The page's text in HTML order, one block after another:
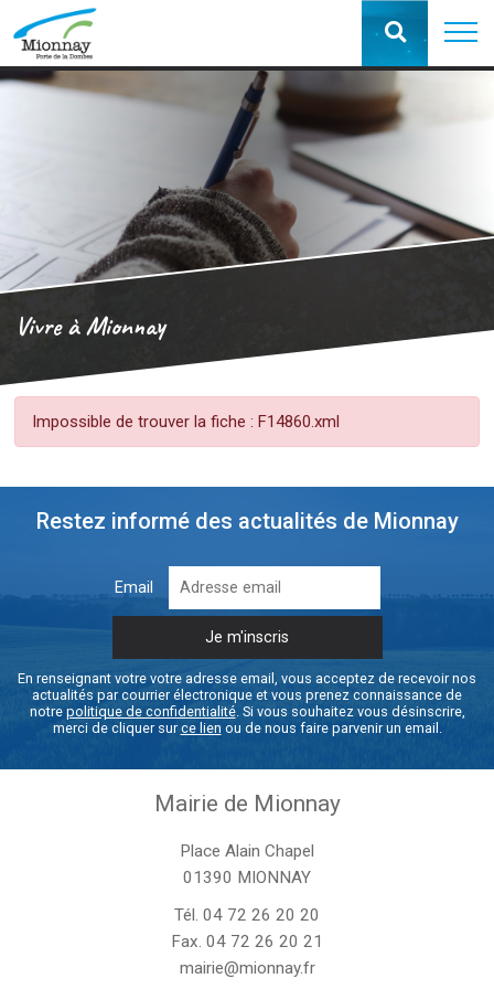
Vivre à Mionnay
Impossible de trouver la fiche : F14860.xml
Restez informé des actualités de Mionnay
Email
En renseignant votre votre adresse email, vous acceptez de recevoir nos
actualités par courrier électronique et vous prenez connaissance de
notre politique de confidentialité. Si vous souhaitez vous désinscrire,
merci de cliquer surce lien ou de nous faire parvenir un email.
Mairie de Mionnay
Place Alain Chapel
01390 MIONNAY
Tél. 04 72 26 20 20
Fax. 04 72 26 20 21
mairie@mionnay.fr